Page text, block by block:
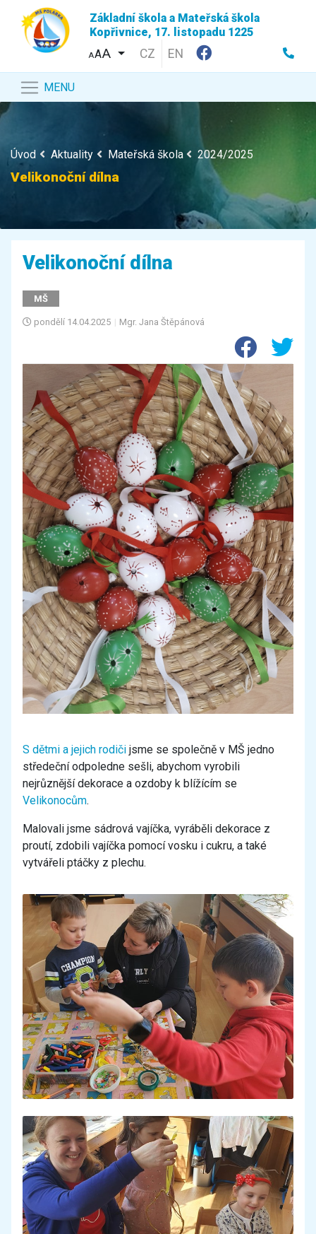
Základní škola a Mateřská škola
Kopřivnice, 17. listopadu 1225
AA CZ EN
MENU
Úvod Aktuality Mateřská škola 2024/2025
Velikonoční dílna
Velikonoční dílna
MŠ
pondělí 14.04.2025 | Mgr. Jana Štěpánová
S dětmi a jejich rodiči jsme se společně v MŠ jedno
středeční odpoledne sešli, abychom vyrobili
nejrůznější dekorace a ozdoby k blížícím se
Velikonocům.
Malovali jsme sádrová vajíčka, vyráběli dekorace z
proutí, zdobili vajíčka pomocí vosku i cukru, a také
vytvářeli ptáčky z plechu.